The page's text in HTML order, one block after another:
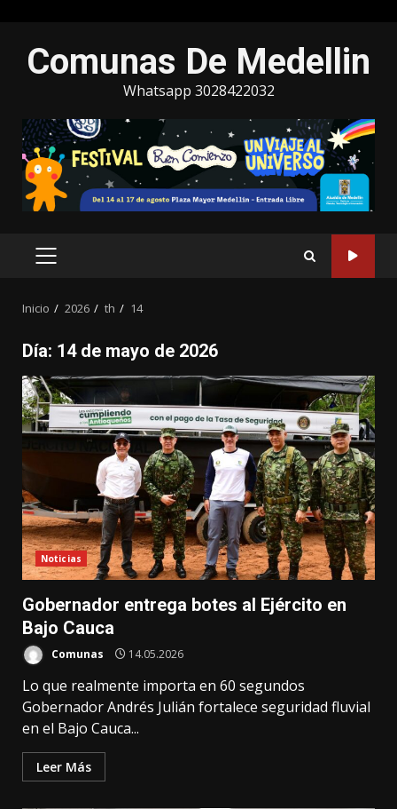
contenido
Comunas De Medellin
Whatsapp 3028422032
MENÚ
Inicio 2026 th 14
Día: 14 de mayo de 2026
Noticias
Gobernador entrega botes al Ejército en
Bajo Cauca
Comunas 14.05.2026
Lo que realmente importa en 60 segundos
Gobernador Andrés Julián fortalece seguridad fluvial
en el Bajo Cauca...
Leer Más